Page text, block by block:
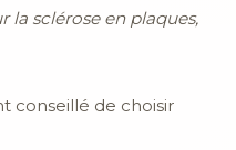
la sclérose en plaques,
conseillé de choisir